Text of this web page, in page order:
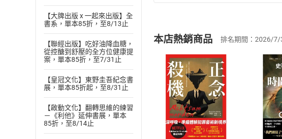
【大牌出版 x 一起來出版】全
書系，單本85折，至8/13止
【聯經出版】吃好油降血糖，
從控醣到舒壓的全方位健康提
案，單本85折，至7/31止
【皇冠文化】東野圭吾紀念書
展，單本85折起，至8/31止
【啟動文化】翻轉思維的練習
－《利他》延伸書展，單本
85折，至8/14止
(一)依消費者保護法第19條第
(二)消費者訂購本店鋪之商品
且已下載/存取電子書，不得請
退貨方式：您欲取消訂單或辦
貨」，本店鋪將依您的申請進
請注意，樂天市場須以整筆訂
挑選商品
Choose
購書後，如何開始使用？
Step1.選擇閱讀載具
本店熱銷商品 排名期間：2026/